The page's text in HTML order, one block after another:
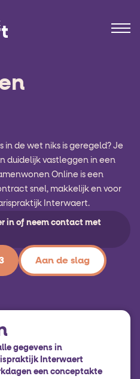
in de wet niks is geregeld? Je
duidelijk vastleggen in een
Online is een
snel, makkelijk en voor
Interwaert.
in of neem contact met
Aan de slag
gegevens in
Interwaert
een conceptakte